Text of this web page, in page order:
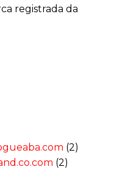
registrada da
(2)
(2)